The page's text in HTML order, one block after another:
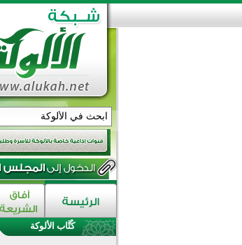
كُتَّاب الألوكة
اختتام الدورة التاسعة لمسابقة حفظ